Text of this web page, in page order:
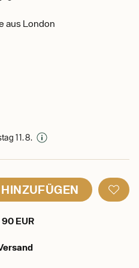
aus London
11. 8.
EUR